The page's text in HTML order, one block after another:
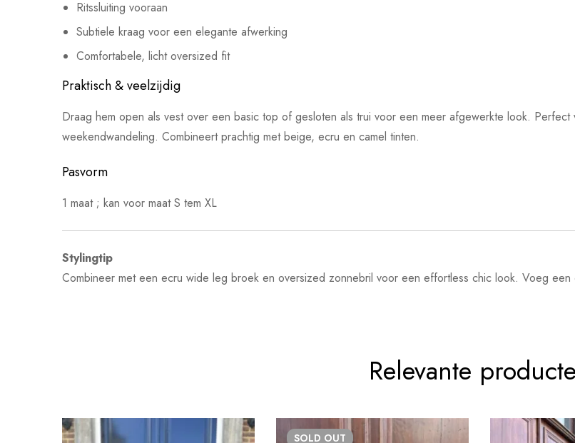
Ritssluiting vooraan
Subtiele kraag voor een elegante afwerking
Comfortabele, licht oversized fit
Praktisch & veelzijdig
Draag hem open als vest over een basic top of gesloten als trui voor een meer afgewerkte look.
weekendwandeling. Combineert prachtig met beige, ecru en camel tinten.
Pasvorm
1 maat ; kan voor maat S tem XL
Stylingtip
Combineer met een ecru wide leg broek en oversized zonnebril voor een effortless chic look. Voeg een
Relevante
SOLD OUT